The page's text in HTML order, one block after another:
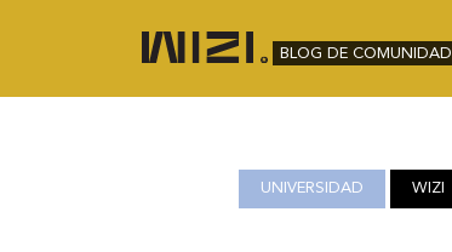
BLOG DE COMUNIDAD
UNIVERSIDAD WIZI